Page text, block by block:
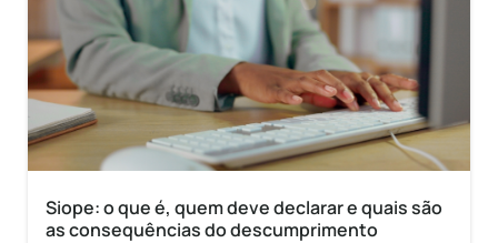
Siope: o que é, quem deve declarar e quais são
as consequências do descumprimento